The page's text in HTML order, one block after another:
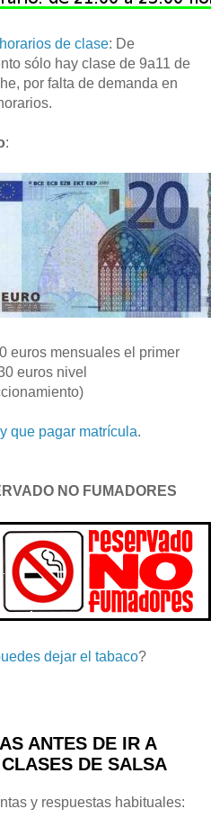
horarios de clase: De
sólo hay clase de 9a11 de
por falta de demanda en
:
euros mensuales el primer
euros nivel
que pagar matrícula.
NO FUMADORES
dejar el tabaco?
ANTES DE IR A
DE SALSA
y respuestas habituales: